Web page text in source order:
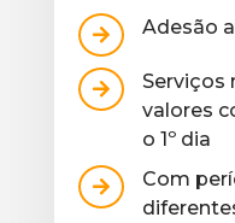
 Adesão

Serviços
valores
o 1º dia

Com